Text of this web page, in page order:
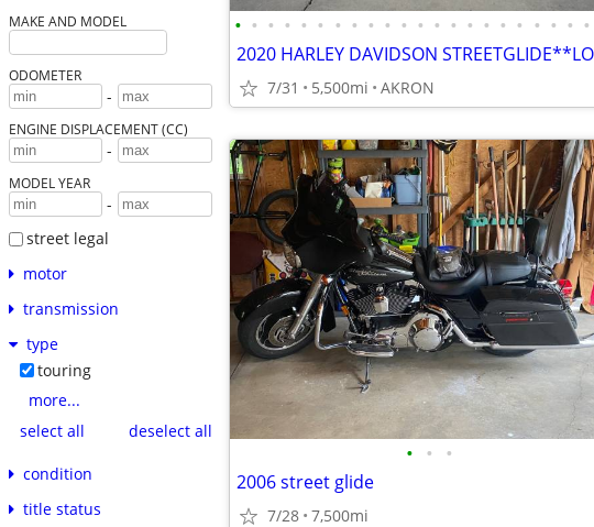
MAKE AND MODEL
ODOMETER
-
ENGINE DISPLACEMENT (CC)
-
MODEL YEAR
-
street legal
motor
transmission
type
touring
more...
select all
deselect all
condition
title status
• • • • • • • • • • • • • • • • • • • • • •
7/31 5,500mi AKRON
• • •
2006 street glide
7/28 7,500mi